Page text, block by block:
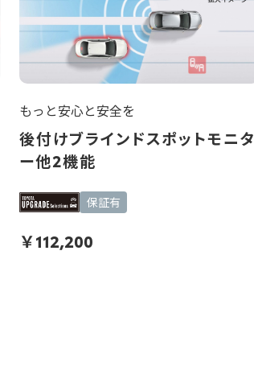
もっと安心と安全を
後付けブラインドスポットモニタ
ー他2機能
保証有
￥112,200